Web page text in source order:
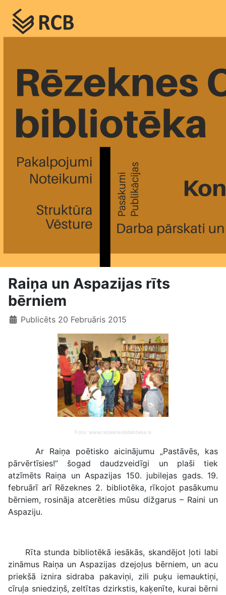
Raiņa un Aspazijas rīts
bērniem
Publicēts 20 Februāris 2015
Foto: www.rezeknesbiblioteka.lv
Ar Raiņa poētisko aicinājumu „Pastāvēs, kas
pārvērtīsies!” šogad daudzveidīgi un plaši tiek
atzīmēts Raiņa un Aspazijas 150. jubilejas gads. 19.
februārī arī Rēzeknes 2. bibliotēka, rīkojot pasākumu
bērniem, rosināja atcerēties mūsu dižgarus – Raini un
Aspaziju.
Rīta stunda bibliotēkā iesākās, skandējot ļoti labi
zināmus Raiņa un Aspazijas dzejoļus bērniem, un acu
priekšā iznira sidraba pakaviņi, zili puķu iemauktiņi,
cīruļa sniedziņš, zeltītas dzirkstis, kaķenīte, kurai bērni